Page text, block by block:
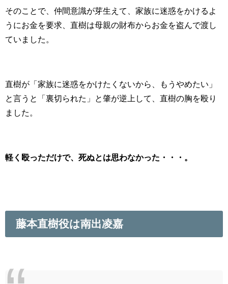
そのことで、仲間意識が芽生えて、家族に迷惑をかけるよ
うにお金を要求、直樹は母親の財布からお金を盗んで渡し
ていました。
直樹が「家族に迷惑をかけたくないから、もうやめたい」
と言うと「裏切られた」と肇が逆上して、直樹の胸を殴り
ました。
軽く殴っただけで、死ぬとは思わなかった・・・。
藤本直樹役は南出凌嘉